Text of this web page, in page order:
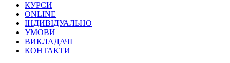
КУРСИ
ONLINE
ІНДИВІДУАЛЬНО
УМОВИ
ВИКЛАДАЧІ
КОНТАКТИ